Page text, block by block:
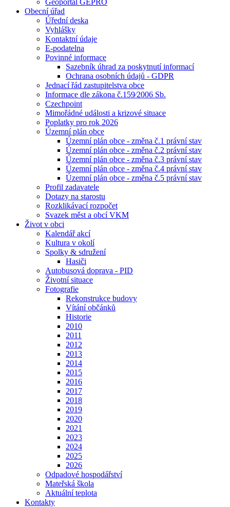
Geoportál GEPRO
Obecní úřad
Úřední deska
Vyhlášky
Kontaktní údaje
E-podatelna
Povinné informace
Sazebník úhrad za poskytnutí informací
Ochrana osobních údajů - GDPR
Jednací řád zastupitelstva obce
Informace dle zákona č.159⁄2006 Sb.
Czechpoint
Mimořádné události a krizové situace
Poplatky pro rok 2026
Územní plán obce
Územní plán obce - změna č.1 právní stav
Územní plán obce - změna č.2 právní stav
Územní plán obce - změna č.3 právní stav
Územní plán obce - změna č.4 právní stav
Územní plán obce - změna č.5 právní stav
Profil zadavatele
Dotazy na starostu
Rozklikávací rozpočet
Svazek měst a obcí VKM
Život v obci
Kalendář akcí
Kultura v okolí
Spolky & sdružení
Hasiči
Autobusová doprava - PID
Životní situace
Fotografie
Rekonstrukce budovy
Vítání občánků
Historie
2010
2011
2012
2013
2014
2015
2016
2017
2018
2019
2020
2021
2023
2024
2025
2026
Odpadové hospodářství
Mateřská škola
Aktuální teplota
Kontakty